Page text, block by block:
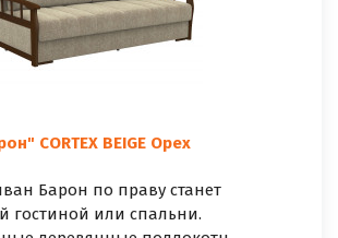
CORTEX BEIGE Орех
Барон по праву станет
гостиной или спальни.